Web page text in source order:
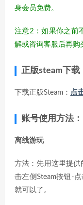
身会员免费。
注意2：如果你之前
解或咨询客服后再购
正版steam下载
下载正版Steam： 点
账号使用方法：
离线游玩
方法：先用这里提供
击左侧Steam按钮-
就可以了。